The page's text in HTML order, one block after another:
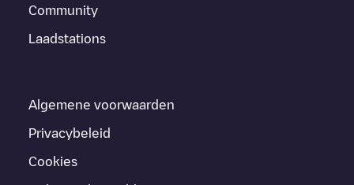
Community
Laadstations
Algemene voorwaarden
Privacybeleid
Cookies